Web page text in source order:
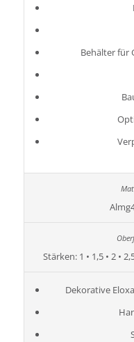
Behälter für
Stärken: 1 • 1,5 • 2 •
Dekorative